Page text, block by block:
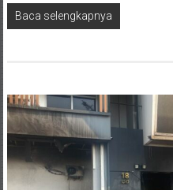
Baca selengkapnya